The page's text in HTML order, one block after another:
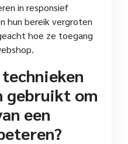
in responsief
hun bereik vergroten
hoe ze toegang
gebruikt om
een